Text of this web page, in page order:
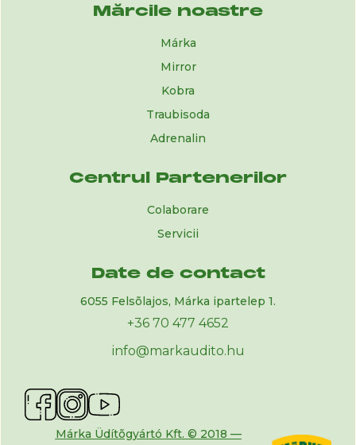
Mărcile noastre
Márka
Mirror
Kobra
Traubisoda
Adrenalin
Centrul Partenerilor
Colaborare
Servicii
Date de contact
6055 Felsõlajos, Márka ipartelep 1.
+36 70 477 4652
info@markaudito.hu
Márka Üdítõgyártó Kft. © 2018 —